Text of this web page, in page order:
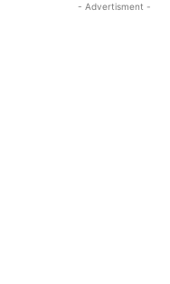
- Advertisment -